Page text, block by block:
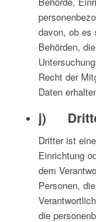
davon, ob es
Behörden,
Recht der
Daten
j)
Dritter ist
Einrichtung
dem
Personen,
die